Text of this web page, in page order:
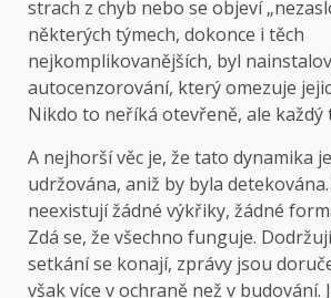
strach z chyb nebo se objeví
některých týmech, dokonce i těch
nejkomplikovanějších, byl
autocenzorování, který omezuje
Nikdo to neříká otevřeně, ale každý
A nejhorší věc je, že tato dynamika
udržována, aniž by byla
neexistují žádné výkřiky, žádné
Zdá se, že všechno funguje.
setkání se konají, zprávy jsou
však více v ochraně než v budování.